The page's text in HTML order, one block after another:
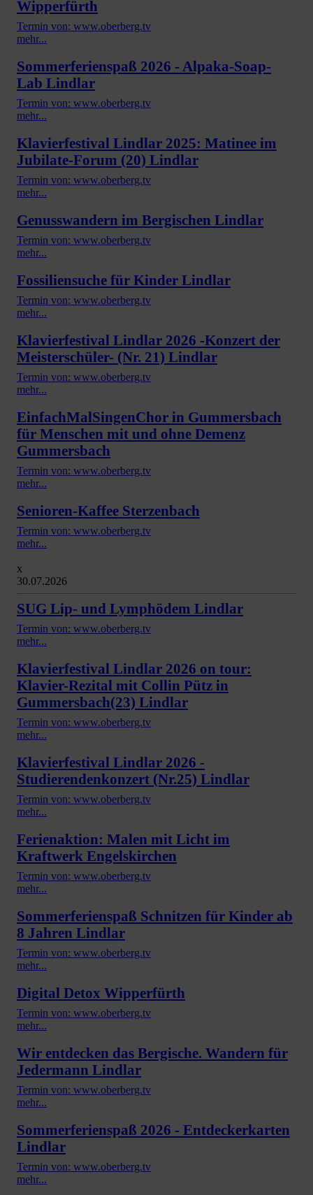
Wipperfürth
Termin von: www.oberberg.tv
mehr...
Sommerferienspaß 2026 - Alpaka-Soap-
Lab Lindlar
Termin von: www.oberberg.tv
mehr...
Klavierfestival Lindlar 2025: Matinee im
Jubilate-Forum (20) Lindlar
Termin von: www.oberberg.tv
mehr...
Genusswandern im Bergischen Lindlar
Termin von: www.oberberg.tv
mehr...
Fossiliensuche für Kinder Lindlar
Termin von: www.oberberg.tv
mehr...
Klavierfestival Lindlar 2026 -Konzert der
Meisterschüler- (Nr. 21) Lindlar
Termin von: www.oberberg.tv
mehr...
EinfachMalSingenChor in Gummersbach
für Menschen mit und ohne Demenz
Gummersbach
Termin von: www.oberberg.tv
mehr...
Senioren-Kaffee Sterzenbach
Termin von: www.oberberg.tv
mehr...
x
30.07.2026
SUG Lip- und Lymphödem Lindlar
Termin von: www.oberberg.tv
mehr...
Klavierfestival Lindlar 2026 on tour:
Klavier-Rezital mit Collin Pütz in
Gummersbach(23) Lindlar
Termin von: www.oberberg.tv
mehr...
Klavierfestival Lindlar 2026 -
Studierendenkonzert (Nr.25) Lindlar
Termin von: www.oberberg.tv
mehr...
Ferienaktion: Malen mit Licht im
Kraftwerk Engelskirchen
Termin von: www.oberberg.tv
mehr...
Sommerferienspaß Schnitzen für Kinder ab
8 Jahren Lindlar
Termin von: www.oberberg.tv
mehr...
Digital Detox Wipperfürth
Termin von: www.oberberg.tv
mehr...
Wir entdecken das Bergische. Wandern für
Jedermann Lindlar
Termin von: www.oberberg.tv
mehr...
Sommerferienspaß 2026 - Entdeckerkarten
Lindlar
Termin von: www.oberberg.tv
mehr...